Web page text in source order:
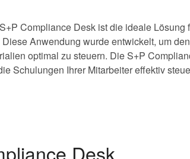
Compliance Desk ist die ideale Lösung
Anwendung wurde entwickelt, um den
optimal zu steuern. Die S+P
Schulungen Ihrer Mitarbeiter effektiv
Desk